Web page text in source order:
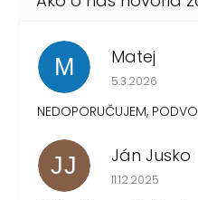
M Matej
Hodnotenie
5.3.2026
NEDOPORUČUJEM,
JJ Ján Jusko
Hodnotenie
11.12.2025